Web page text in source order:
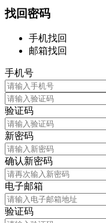
找回密码
手机找回
邮箱找回
手机号
验证码
新密码
确认新密码
电子邮箱
验证码